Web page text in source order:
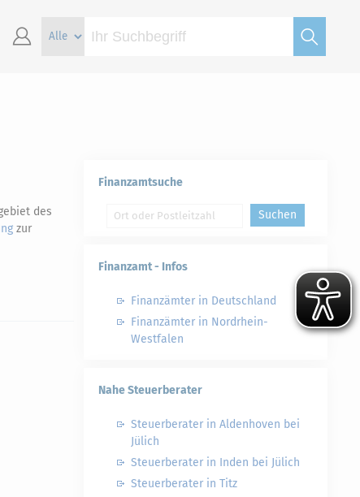
des
zur
Finanzamtsuche
Suchen
Finanzamt - Infos
Finanzämter in Deutschland
Finanzämter in Nordrhein-
Westfalen
Nahe Steuerberater
Steuerberater in Aldenhoven bei
Jülich
Steuerberater in Inden bei Jülich
Steuerberater in Titz